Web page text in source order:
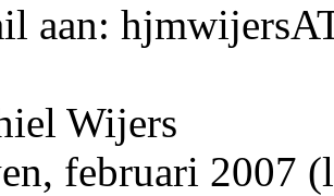
aan:
Wijers
februari 2007